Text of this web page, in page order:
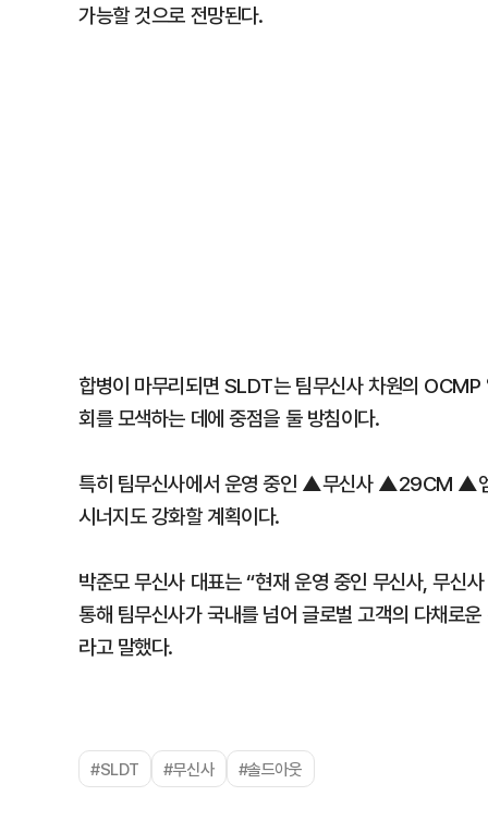
가능할 것으로 전망된다.
합병이 마무리되면 SLDT는 팀무신사 차원의
회를 모색하는 데에 중점을 둘 방침이다.
특히 팀무신사에서 운영 중인 ▲무신사 ▲29CM ▲
시너지도 강화할 계획이다.
박준모 무신사 대표는 “현재 운영 중인 무신사, 무신
통해 팀무신사가 국내를 넘어 글로벌 고객의 다채로
라고 말했다.
#SLDT #무신사 #솔드아웃